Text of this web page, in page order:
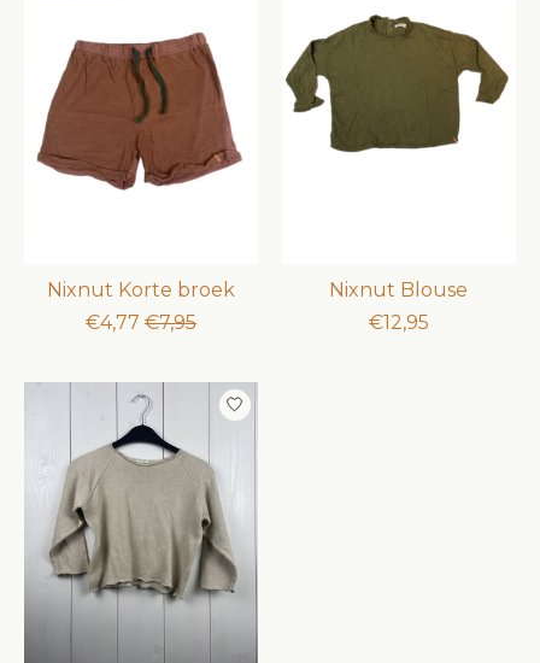
Nixnut Korte broek
€4,77 €7,95
Nixnut Blouse
€12,95